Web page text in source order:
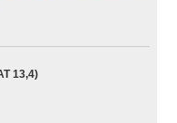
13,4)